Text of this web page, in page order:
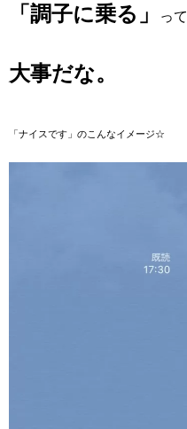
「調子に乗る」 って
大事だな。
「ナイスです」のこんなイメージ☆